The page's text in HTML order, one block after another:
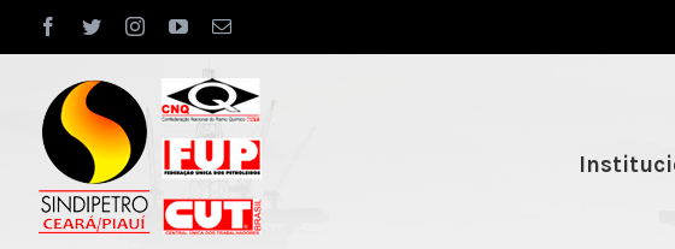
to
content
facebook
twitterinstagram
youtubeEmail